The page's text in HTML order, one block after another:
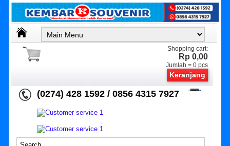
Shopping cart:
Rp 0,00
Jumlah =0 pcs
Keranjang
(0274) 428 1592 / 0856 4315 7927